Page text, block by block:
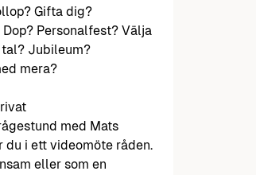
Gifta dig?
Dop? Personalfest? Välja
Jubileum?
mera?
med Mats
du i ett videomöte råden.
eller som en